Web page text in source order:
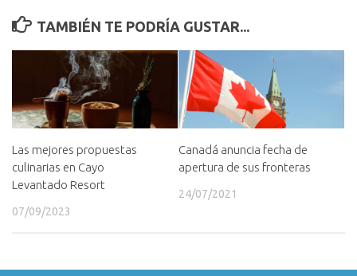
TAMBIÉN TE PODRÍA GUSTAR...
Las mejores propuestas
culinarias en Cayo
Levantado Resort
07/09/2023
Canadá anuncia fecha de
apertura de sus fronteras
24/07/2021